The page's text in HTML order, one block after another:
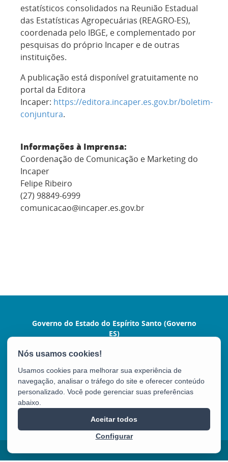
estatísticos consolidados na Reunião Estadual
das Estatísticas Agropecuárias (REAGRO-ES),
coordenada pelo IBGE, e complementado por
pesquisas do próprio Incaper e de outras
instituições.
A publicação está disponível gratuitamente no
portal da Editora
Incaper: https://editora.incaper.es.gov.br/boletim-
conjuntura.
Informações à Imprensa:
Coordenação de Comunicação e Marketing do
Incaper
Felipe Ribeiro
(27) 98849-6999
comunicacao@incaper.es.gov.br
Governo do Estado do Espírito Santo (Governo
ES)
Praça João Clímaco, 142 - Cidade Alta, Centro
Tel.: (27) 3636-1024
Usamos cookies para melhorar sua experiência de
navegação, analisar o tráfego do site e oferecer conteúdo
personalizado. Você pode gerenciar suas preferências
abaixo.
Configurar
Aceitar todos